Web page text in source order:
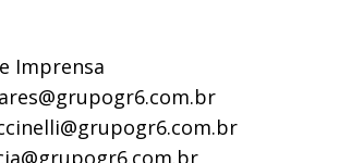
Imprensa
@grupogr6.com.br